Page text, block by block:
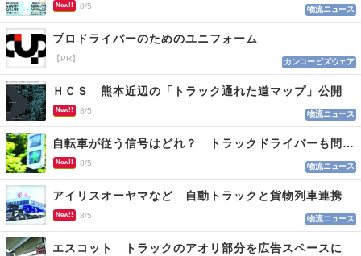
New!! 8/5 物流ニュース
プロドライバーのためのユニフォーム
【PR】 カンコービズウェア
ＨＣＳ 熊本近辺の「トラック通れた道マップ」公開
New!! 8/5 物流ニュース
自転車が従う信号はどれ？ トラックドライバーも問われる認識
New!! 8/5 物流ニュース
アイリスオーヤマなど 自動トラックと貨物列車連携
New!! 8/5 物流ニュース
エスコット トラックのアオリ部分を広告スペースに